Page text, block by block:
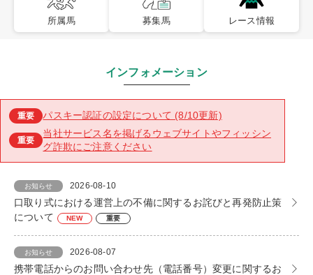
所属馬 募集馬 レース情報
インフォメーション
重要 パスキー認証の設定について (8/10更新)
重要
当社サービス名を掲げるウェブサイトやフィッシン
グ詐欺にご注意ください
お知らせ 2026-08-10
口取り式における運営上の不備に関するお詫びと再発防止策
について
NEW 重要
お知らせ 2026-08-07
携帯電話からのお問い合わせ先（電話番号）変更に関するお